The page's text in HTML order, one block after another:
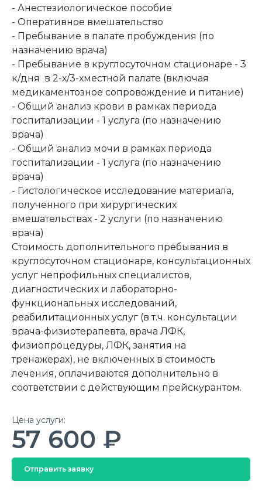
- Анестезиологическое пособие
- Оперативное вмешательство
- Пребывание в палате пробуждения (по
назначению врача)
- Пребывание в круглосуточном стационаре - 3
к/дня в 2-х/3-хместной палате (включая
медикаментозное сопровождение и питание)
- Общий анализ крови в рамках периода
госпитализации - 1 услуга (по назначению
врача)
- Общий анализ мочи в рамках периода
госпитализации - 1 услуга (по назначению
врача)
- Гистологическое исследование материала,
полученного при хирургических
вмешательствах - 2 услуги (по назначению
врача)
Стоимость дополнительного пребывания в
круглосуточном стационаре, консультационных
услуг непрофильных специалистов,
диагностических и лабораторно-
функциональных исследований,
реабилитационных услуг (в т.ч. консультации
врача-физиотерапевта, врача ЛФК,
физиопроцедуры, ЛФК, занятия на
тренажерах), не включенных в стоимость
лечения, оплачиваются дополнительно в
соответствии с действующим прейскурантом.
Цена услуги:
57 600 ₽
Отправить заявку